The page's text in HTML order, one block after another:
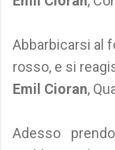
Abbarbicarsi al
rosso, e si
Emil Cioran,
Adesso